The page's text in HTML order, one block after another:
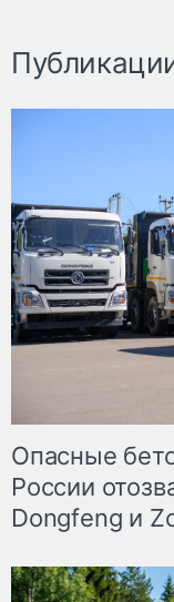
Опасные
России
Dongfeng и